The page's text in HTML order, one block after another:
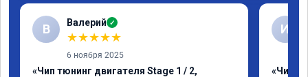
В Валерий ✓
★★★★★
6 ноября 2025
«Чип тюнинг двигателя Stage 1 / 2,
И
«Чип